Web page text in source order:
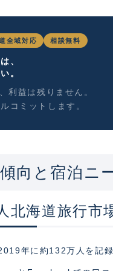
全域対応 相談無料
、
。
利益は残りません。
コミットします。
向と宿泊ニ
北海道旅行市
年に約132万人を記